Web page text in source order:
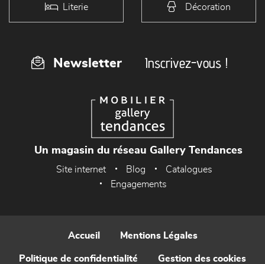
Literie Décoration
Newsletter Inscrivez-vous !
Un magasin du réseau Gallery Tendances
Site internet Blog
Catalogues
Engagements
Accueil Mentions Légales
Politique de confidentialité Gestion des cookies